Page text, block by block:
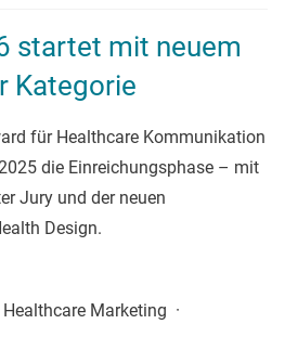
startet mit neuem
Kategorie
für Healthcare Kommunikation
die Einreichungsphase – mit
Jury und der neuen
Design.
Healthcare Marketing ·